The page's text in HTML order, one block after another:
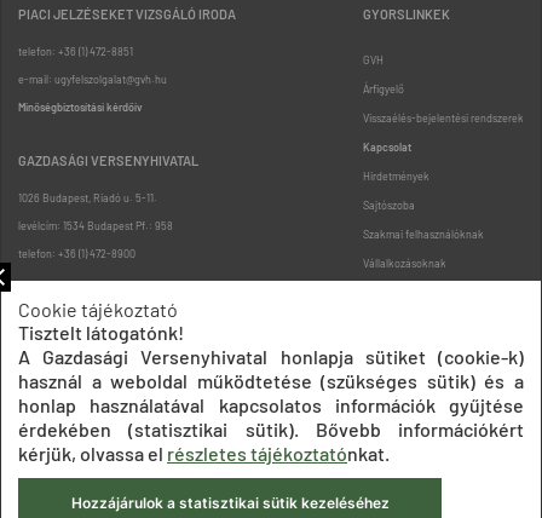
PIACI JELZÉSEKET VIZSGÁLÓ IRODA
telefon: +36 (1) 472-8851
e-mail: ugyfelszolgalat@gvh.hu
Minőségbiztosítási kérdőív
GAZDASÁGI VERSENYHIVATAL
1026 Budapest, Riadó u. 5-11.
levélcím: 1534 Budapest Pf.: 958
telefon: +36 (1) 472-8900
GYORSLINKEK
GVH
Árfigyelő
Visszaélés-bejelentési rendszerek
Kapcsolat
Hirdetmények
Sajtószoba
Szakmai felhasználóknak
Vállalkozásoknak
Oldaltérkép
Impresszum Adatkezelési tájékoztatók Akadálymentesítési nyilatkozat
Cookie tájékoztató
Tisztelt látogatónk!
A Gazdasági Versenyhivatal honlapja sütiket (cookie-k)
használ a weboldal működtetése (szükséges sütik) és a
honlap használatával kapcsolatos információk gyűjtése
érdekében (statisztikai sütik). Bővebb információkért
kérjük, olvassa el részletes tájékoztatónkat.
Hozzájárulok a statisztikai sütik kezeléséhez